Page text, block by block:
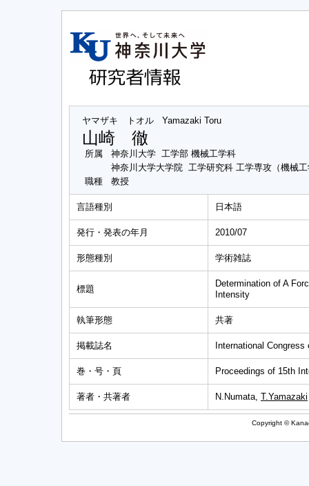
ヤマザキ トオル Yamazaki Toru
山崎 徹
所属
神奈川大学 工学部 機械工学科
神奈川大学大学院 工学研究科 工学専攻（機械
職種
教授
言語種別 日本語
発行・発表の年月 2010/07
形態種別 学術雑誌
標題
Determination of A
Intensity
執筆形態 共著
掲載誌名 International
巻・号・頁 Proceedings of 15th
著者・共著者 N.Numata, T.Yamazaki
Copyright ©